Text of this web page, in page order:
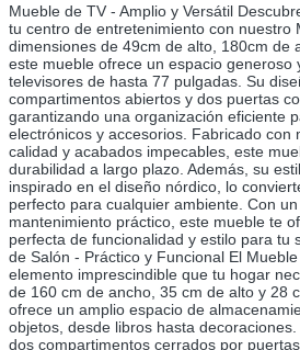
Mueble de TV - Amplio y Versátil
tu centro de entretenimiento con nuestro
dimensiones de 49cm de alto, 180cm de
este mueble ofrece un espacio generoso
televisores de hasta 77 pulgadas. Su
compartimentos abiertos y dos puertas
garantizando una organización eficiente
electrónicos y accesorios. Fabricado con
calidad y acabados impecables, este
durabilidad a largo plazo. Además, su
inspirado en el diseño nórdico, lo
perfecto para cualquier ambiente. Con
mantenimiento práctico, este mueble te
perfecta de funcionalidad y estilo para tu
de Salón - Práctico y Funcional El
elemento imprescindible que tu hogar
de 160 cm de ancho, 35 cm de alto y 28
ofrece un amplio espacio de
objetos, desde libros hasta
dos compartimentos cerrados por